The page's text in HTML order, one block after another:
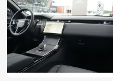
Lichtmetalen velgen 21"
Rear Collision Monitor
Stuur verwarmd
Verwarmde voorruit
Voorstoelen verwarmd